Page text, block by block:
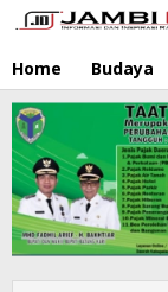
Lewati
ke
konten
Home Budaya